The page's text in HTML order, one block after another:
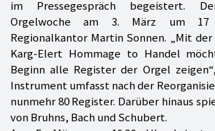
im Pressegespräch begeistert.
Orgelwoche am 3. März um
Regionalkantor Martin Sonnen. „Mit
Karg-Elert Hommage to Handel
Beginn alle Register der Orgel
Instrument umfasst nach der
nunmehr 80 Register. Darüber hinaus
von Bruhns, Bach und Schubert.